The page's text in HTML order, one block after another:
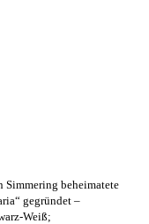
Simmering beheimatete
gegründet –
Weiß;